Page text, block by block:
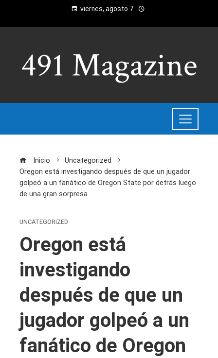
viernes, agosto 7
Inicio
Uncategorized
Oregon está investigando después de que un jugador
golpeó a un fanático de Oregon State por detrás luego
de una gran sorpresa
UNCATEGORIZED
Oregon está
investigando
después de que un
jugador golpeó a un
fanático de Oregon